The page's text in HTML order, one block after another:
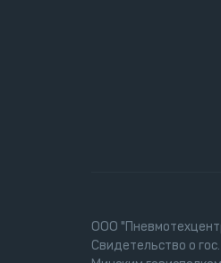
ООО
Свидетельство о